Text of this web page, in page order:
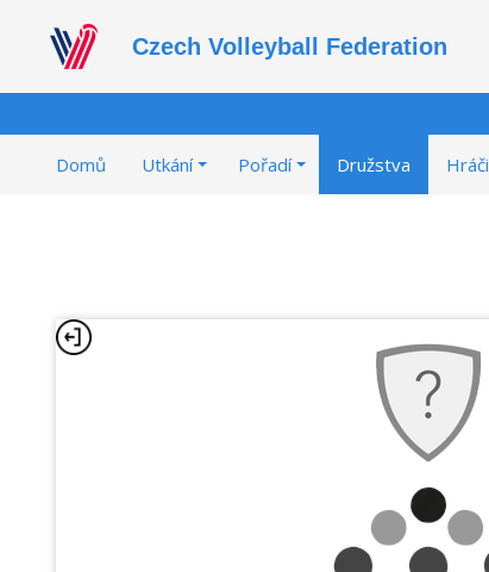
Czech Volleyball Federation
Domů Utkání Pořadí Družstva Hráči